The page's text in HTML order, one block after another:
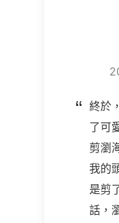
終於
了可
剪瀏
我的
是剪
話，